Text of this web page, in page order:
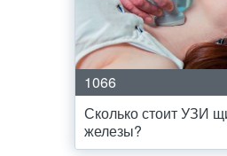
1066
Сколько стоит УЗИ
железы?